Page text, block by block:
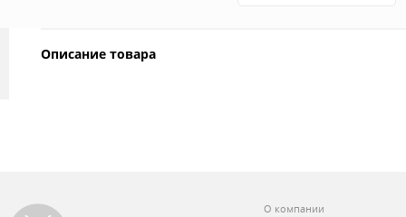
Описание товара
О компании